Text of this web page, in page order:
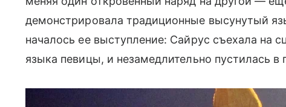
демонстрировала традиционные высунутый
началось ее выступление: Сайрус съехала на
языка певицы, и незамедлительно пустилась в